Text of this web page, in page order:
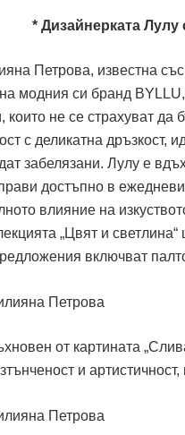
* Дизайнерката
Петрова, известна
модния си бранд
не се страхуват да
с деликатна дръзкост,
забелязани. Лулу е
достъпно в
влияние на
„Цвят и
включват
от картината
и